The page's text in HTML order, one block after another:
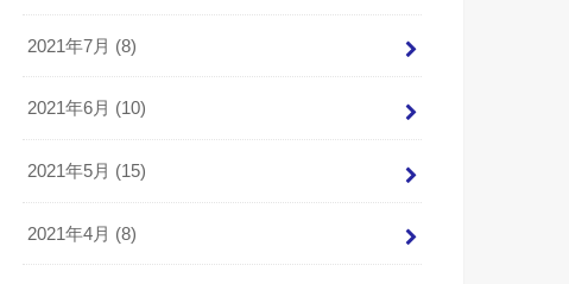
2021年7月 (8)
2021年6月 (10)
2021年5月 (15)
2021年4月 (8)